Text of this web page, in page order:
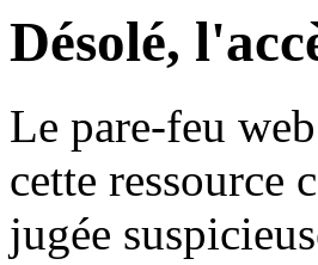
Désolé,
Le pare-feu
cette ressource
jugée